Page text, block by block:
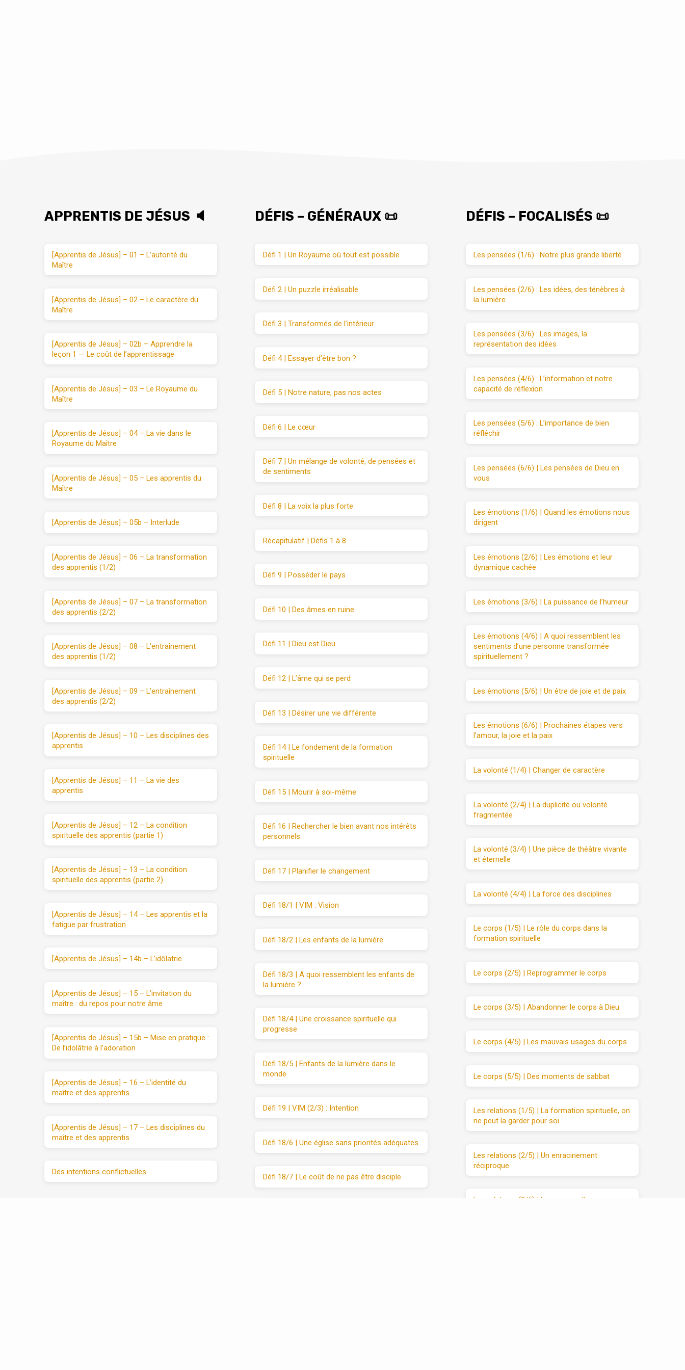
APPRENTIS DE JÉSUS 🔈
[Apprentis de Jésus] – 01 – L’autorité du
Maître
[Apprentis de Jésus] – 02 – Le caractère du
Maître
[Apprentis de Jésus] – 02b – Apprendre la
leçon 1 — Le coût de l’apprentissage
[Apprentis de Jésus] – 03 – Le Royaume du
Maître
[Apprentis de Jésus] – 04 – La vie dans le
Royaume du Maître
[Apprentis de Jésus] – 05 – Les apprentis du
Maître
[Apprentis de Jésus] – 05b – Interlude
[Apprentis de Jésus] – 06 – La transformation
des apprentis (1/2)
[Apprentis de Jésus] – 07 – La transformation
des apprentis (2/2)
[Apprentis de Jésus] – 08 – L’entraînement
des apprentis (1/2)
[Apprentis de Jésus] – 09 – L’entraînement
des apprentis (2/2)
[Apprentis de Jésus] – 10 – Les disciplines des
apprentis
[Apprentis de Jésus] – 11 – La vie des
apprentis
[Apprentis de Jésus] – 12 – La condition
spirituelle des apprentis (partie 1)
[Apprentis de Jésus] – 13 – La condition
spirituelle des apprentis (partie 2)
[Apprentis de Jésus] – 14 – Les apprentis et la
fatigue par frustration
[Apprentis de Jésus] – 14b – L’idôlatrie
[Apprentis de Jésus] – 15 – L’invitation du
maître : du repos pour notre âme
[Apprentis de Jésus] – 15b – Mise en pratique :
De l’idolâtrie à l’adoration
[Apprentis de Jésus] – 16 – L’identité du
maître et des apprentis
[Apprentis de Jésus] – 17 – Les disciplines du
maître et des apprentis
Des intentions conflictuelles
DÉFIS – GÉNÉRAUX 📜
Défi 1 | Un Royaume où tout est possible
Défi 2 | Un puzzle irréalisable
Défi 3 | Transformés de l’intérieur
Défi 4 | Essayer d’être bon ?
Défi 5 | Notre nature, pas nos actes
Défi 6 | Le cœur
Défi 7 | Un mélange de volonté, de pensées et
de sentiments
Défi 8 | La voix la plus forte
Récapitulatif | Défis 1 à 8
Défi 9 | Posséder le pays
Défi 10 | Des âmes en ruine
Défi 11 | Dieu est Dieu
Défi 12 | L’âme qui se perd
Défi 13 | Désirer une vie différente
Défi 14 | Le fondement de la formation
spirituelle
Défi 15 | Mourir à soi-même
Défi 16 | Rechercher le bien avant nos intérêts
personnels
Défi 17 | Planifier le changement
Défi 18/1 | VIM : Vision
Défi 18/2 | Les enfants de la lumière
Défi 18/3 | A quoi ressemblent les enfants de
la lumière ?
Défi 18/4 | Une croissance spirituelle qui
progresse
Défi 18/5 | Enfants de la lumière dans le
monde
Défi 19 | VIM (2/3) : Intention
Défi 18/6 | Une église sans priorités adéquates
Défi 18/7 | Le coût de ne pas être disciple
DÉFIS – FOCALISÉS 📜
Les pensées (1/6) : Notre plus grande liberté
Les pensées (2/6) : Les idées, des ténèbres à
la lumière
Les pensées (3/6) : Les images, la
représentation des idées
Les pensées (4/6) : L’information et notre
capacité de réflexion
Les pensées (5/6) : L’importance de bien
réfléchir
Les pensées (6/6) | Les pensées de Dieu en
vous
Les émotions (1/6) | Quand les émotions nous
dirigent
Les émotions (2/6) | Les émotions et leur
dynamique cachée
Les émotions (3/6) | La puissance de l’humeur
Les émotions (4/6) | A quoi ressemblent les
sentiments d’une personne transformée
spirituellement ?
Les émotions (5/6) | Un être de joie et de paix
Les émotions (6/6) | Prochaines étapes vers
l’amour, la joie et la paix
La volonté (1/4) | Changer de caractère
La volonté (2/4) | La duplicité ou volonté
fragmentée
La volonté (3/4) | Une pièce de théâtre vivante
et éternelle
La volonté (4/4) | La force des disciplines
Le corps (1/5) | Le rôle du corps dans la
formation spirituelle
Le corps (2/5) | Reprogrammer le corps
Le corps (3/5) | Abandonner le corps à Dieu
Le corps (4/5) | Les mauvais usages du corps
Le corps (5/5) | Des moments de sabbat
Les relations (1/5) | La formation spirituelle, on
ne peut la garder pour soi
Les relations (2/5) | Un enracinement
réciproque
Les relations (3/5) | Le manque d’amour